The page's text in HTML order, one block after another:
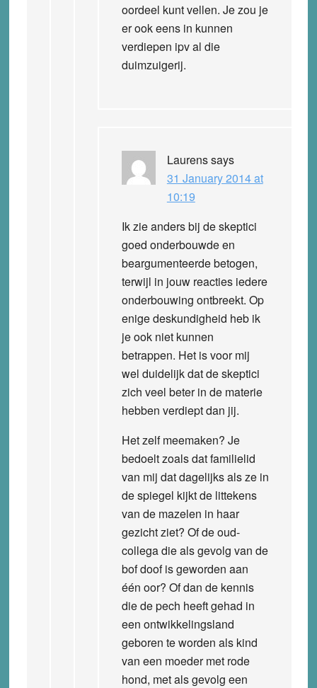
oordeel kunt vellen. Je zou je
er ook eens in kunnen
verdiepen ipv al die
duimzuigerij.
Laurenssays
31 January 2014 at
10:19
Ik zie anders bij de skeptici
goed onderbouwde en
beargumenteerde betogen,
terwijl in jouw reacties iedere
onderbouwing ontbreekt. Op
enige deskundigheid heb ik
je ook niet kunnen
betrappen. Het is voor mij
wel duidelijk dat de skeptici
zich veel beter in de materie
hebben verdiept dan jij.
Het zelf meemaken? Je
bedoelt zoals dat familielid
van mij dat dagelijks als ze in
de spiegel kijkt de littekens
van de mazelen in haar
gezicht ziet? Of de oud-
collega die als gevolg van de
bof doof is geworden aan
één oor? Of dan de kennis
die de pech heeft gehad in
een ontwikkelingsland
geboren te worden als kind
van een moeder met rode
hond, met als gevolg een